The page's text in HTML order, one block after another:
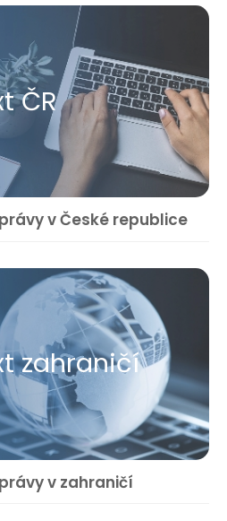
ČR
v České republice
zahraničí
v zahraničí